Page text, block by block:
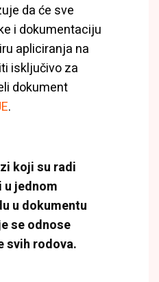
da će sve
i dokumentaciju
apliciranja na
isključivo za
dokument
.
koji su radi
jednom
u dokumentu
se odnose
svih rodova.